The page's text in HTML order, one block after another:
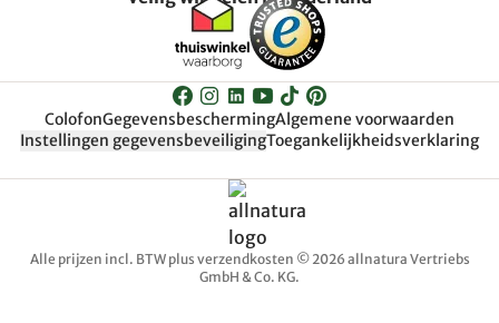
ColofonGegevensbeschermingAlgemene voorwaarden
Instellingen gegevensbeveiligingToegankelijkheidsverklaring
Alle prijzen incl. BTW plus verzendkosten © 2026 allnatura Vertriebs
GmbH & Co. KG.